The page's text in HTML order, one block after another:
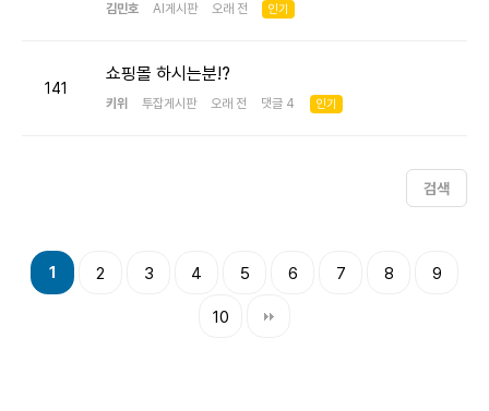
김민호 AI게시판 오래 전 인기
141
쇼핑몰 하시는분!?
키위 투잡게시판 오래 전 댓글 4 인기
검색
1 2 3 4 5 6 7 8 9
10